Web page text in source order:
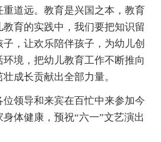
重道远。教育是兴国之本，教育
育的实践中，我们要把知识留
，让欢乐陪伴孩子，为幼儿创
境，把幼儿教育工作不断推向
成长贡献出全部力量。
领导和来宾在百忙中来参加今
体健康，预祝“六一”文艺演出